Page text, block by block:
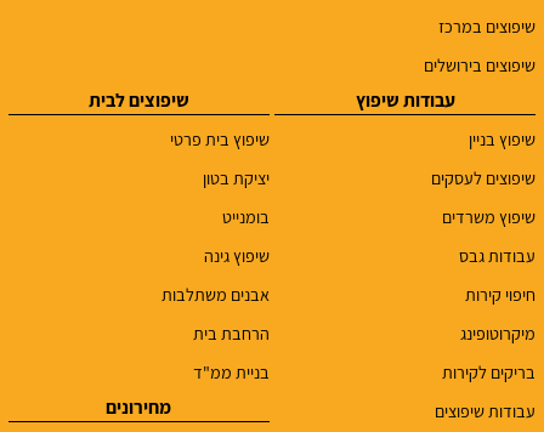
שיפוצים במרכז
שיפוצים בירושלים
עבודות שיפוץ
שיפוץ בניין
שיפוצים לעסקים
שיפוץ משרדים
עבודות גבס
חיפוי קירות
מיקרוטופינג
בריקים לקירות
עבודות שיפוצים
שיפוצים לבית
שיפוץ בית פרטי
יציקת בטון
בומנייט
שיפוץ גינה
אבנים משתלבות
הרחבת בית
בניית ממ"ד
מחירונים